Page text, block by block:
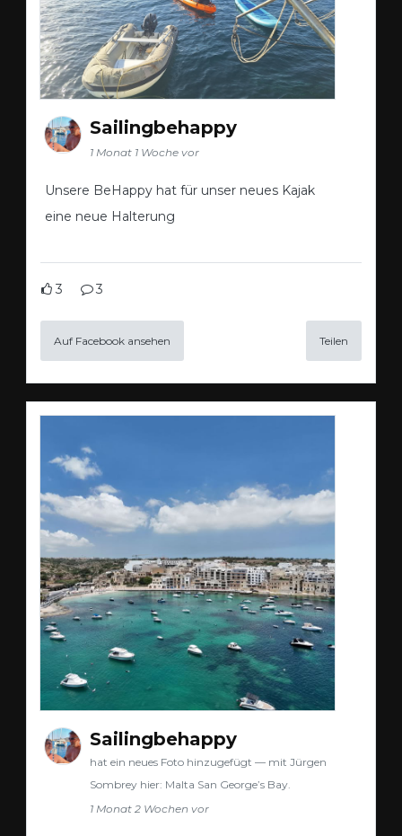
Sailingbehappy
1 Monat 1 Woche vor
Unsere BeHappy hat für unser neues Kajak
eine neue Halterung
3 3
Auf Facebook ansehen Teilen
Sailingbehappy
hat ein neues Foto hinzugefügt — mit Jürgen
Sombrey hier: Malta San George’s Bay.
1 Monat 2 Wochen vor